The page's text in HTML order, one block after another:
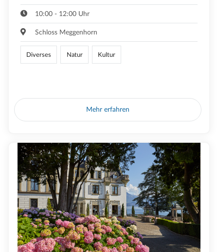
10:00 - 12:00 Uhr
Schloss Meggenhorn
Diverses Natur Kultur
Mehr erfahren